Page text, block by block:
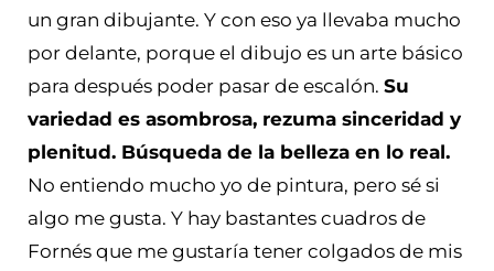
un gran dibujante. Y con eso ya llevaba mucho
por delante, porque el dibujo es un arte básico
para después poder pasar de escalón. Su
variedad es asombrosa, rezuma sinceridad y
plenitud. Búsqueda de la belleza en lo real.
No entiendo mucho yo de pintura, pero sé si
algo me gusta. Y hay bastantes cuadros de
Fornés que me gustaría tener colgados de mis